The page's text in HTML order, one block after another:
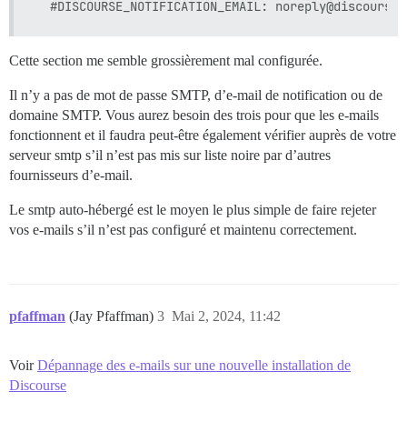
  DISCOURSE_HOSTNAME: 'forum.askseotools.com'
## Décommentez si vous souhaitez que le conteneur
## nom d'hôte (-h option) que celui spécifié ci-
  #DOCKER_USE_HOSTNAME: true
## TODO : Liste des e-mails séparés par des
## lors de la première inscription, par exemple
## TODO : Le serveur de messagerie SMTP utilisé
# L'adresse, le nom d'utilisateur et le mot de
  DISCOURSE_SMTP_PASSWORD:
#DISCOURSE_NOTIFICATION_EMAIL:
Cette section me semble grossièrement mal configurée.
Il n’y a pas de mot de passe SMTP, d’e-mail de notification ou de
domaine SMTP. Vous aurez besoin des trois pour que les e-mails
fonctionnent et il faudra peut-être également vérifier auprès de votre
serveur smtp s’il n’est pas mis sur liste noire par d’autres
fournisseurs d’e-mail.
Le smtp auto-hébergé est le moyen le plus simple de faire rejeter
vos e-mails s’il n’est pas configuré et maintenu correctement.
pfaffman (Jay Pfaffman) Mai 2, 2024, 11:42
3
VoirDépannage des e-mails sur une nouvelle installation de
Discourse